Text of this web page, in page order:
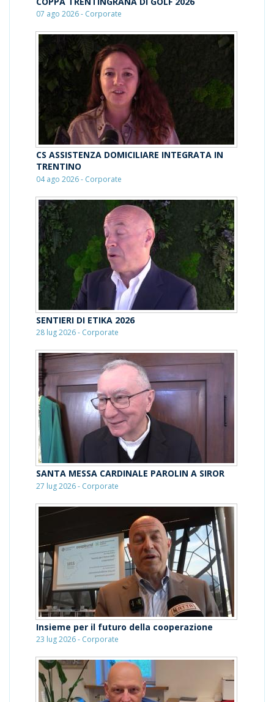
07 ago 2026 - Corporate
CS ASSISTENZA DOMICILIARE INTEGRATA IN
TRENTINO
04 ago 2026 - Corporate
SENTIERI DI ETIKA 2026
28 lug 2026 - Corporate
SANTA MESSA CARDINALE PAROLIN A SIROR
27 lug 2026 - Corporate
Insieme per il futuro della cooperazione
23 lug 2026 - Corporate